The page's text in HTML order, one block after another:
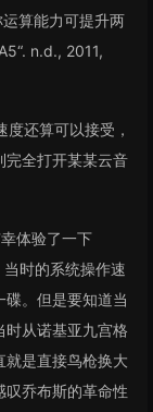
算能力可提升两
n.d., 2011,
还算可以接受，
完全打开某某云音
体验了一下
时的系统操作速
。但是要知道当
时从诺基亚九宫格
就是直接鸟枪换大
叹乔布斯的革命性